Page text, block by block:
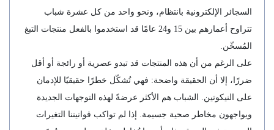
السجائر الإلكترونية بانتظام، ونحو واحد من كل عشرة شباب
تتراوح أعمارهم بين 15 و24 عامًا قد استخدموا بالفعل منتجات التبغ
المُسخّن.
على الرغم من أن هذه المنتجات قد تبدو عصرية أو رائجة أو أقل
ضررًا، إلا أن الحقيقة واضحة: فهي تُشكّل خطرًا حقيقيًا للإدمان
على النيكوتين. الشباب هم الأكثر عرضةً لهذه التوجهات الجديدة
ويواجهون مخاطر صحية جسيمة. إذا لم تواكب قوانيننا التغيرات